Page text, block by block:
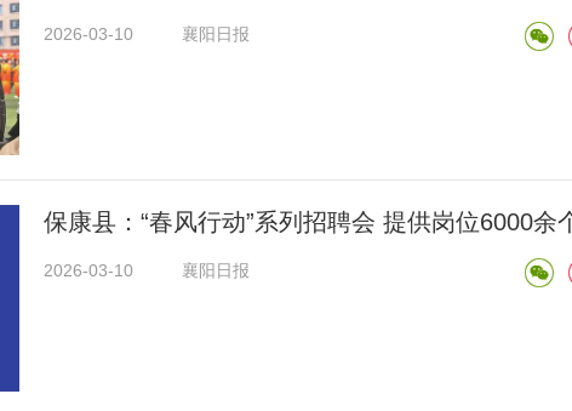
2026-03-10 襄阳日报
保康县：“春风行动”系列招聘会 提供岗位6000余
2026-03-10 襄阳日报